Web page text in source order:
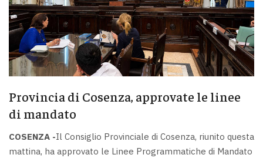
Provincia di Cosenza, approvate le linee
di mandato
COSENZA -Il Consiglio Provinciale di Cosenza, riunito questa
mattina, ha approvato le Linee Programmatiche di Mandato